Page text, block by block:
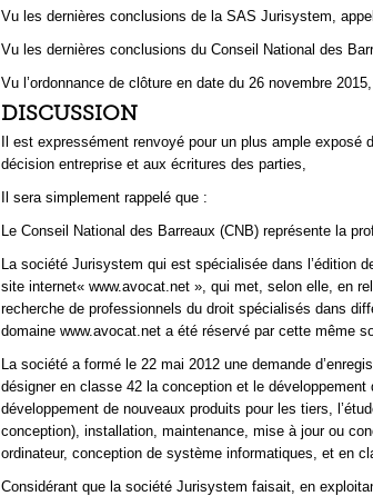
Vu les dernières conclusions de la SAS Jurisystem,
Vu les dernières conclusions du Conseil National des
Vu l’ordonnance de clôture en date du 26 novembre 2015,
DISCUSSION
Il est expressément renvoyé pour un plus ample
décision entreprise et aux écritures des parties,
Il sera simplement rappelé que :
Le Conseil National des Barreaux (CNB) représente la
La société Jurisystem qui est spécialisée dans l’édition
site internet« www.avocat.net », qui met, selon elle, en
recherche de professionnels du droit spécialisés dans
domaine www.avocat.net a été réservé par cette même
La société a formé le 22 mai 2012 une demande
désigner en classe 42 la conception et le
développement de nouveaux produits pour les tiers,
conception), installation, maintenance, mise à jour ou
ordinateur, conception de système informatiques, et en
Considérant que la société Jurisystem faisait, en